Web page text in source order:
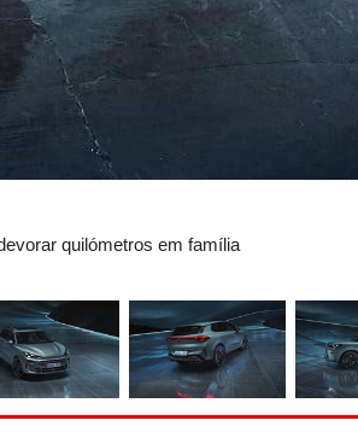
quilómetros em família